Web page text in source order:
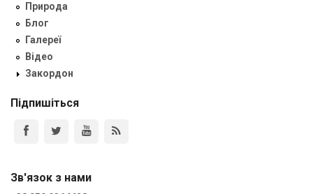
Природа
Блог
Галереї
Відео
Закордон
Підпишіться
Зв'язок з нами